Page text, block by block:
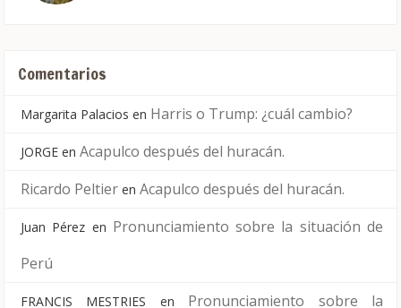
Comentarios
Margarita Palacios en Harris o Trump: ¿cuál cambio?
JORGE en Acapulco después del huracán.
Ricardo Peltier en Acapulco después del huracán.
Juan Pérez en Pronunciamiento sobre la situación de
Perú
FRANCIS MESTRIES en Pronunciamiento sobre la